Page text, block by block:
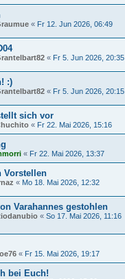
« Fr 12. Jun 2026, 06:49
« Fr 5. Jun 2026, 20:35
:)
« Fr 5. Jun 2026, 20:15
sich vor
« Fr 22. Mai 2026, 15:16
« Fr 22. Mai 2026, 13:37
Vorstellen
« Mo 18. Mai 2026, 12:32
Varahannes gestohlen
« So 17. Mai 2026, 11:16
« Fr 15. Mai 2026, 19:17
bei Euch!